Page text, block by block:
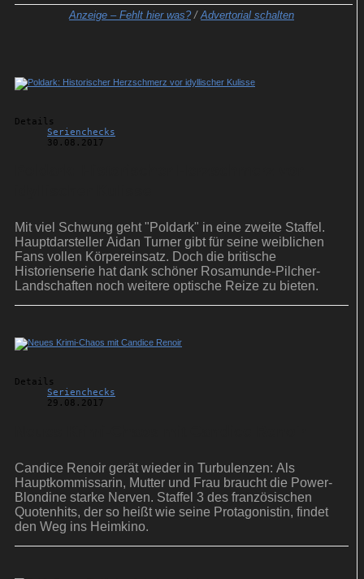
Anzeige – Fehlt hier was? / Advertorial schalten
Details
Serienchecks
30.08.2017
Mit viel Schwung geht "Poldark" in eine zweite Staffel.
Hauptdarsteller Aidan Turner gibt für seine weiblichen
Fans vollen Körpereinsatz. Doch die britische
Historienserie hat dank schöner Rosamunde-Pilcher-
Landschaften noch weitere optische Reize zu bieten.
Details
Serienchecks
29.08.2017
Candice Renoir gerät wieder in Turbulenzen: Als
Hauptkommissarin, Mutter und Frau braucht die Power-
Blondine starke Nerven. Staffel 3 des französischen
Quotenhits, der so heißt wie seine Protagonistin, findet
den Weg ins Heimkino.